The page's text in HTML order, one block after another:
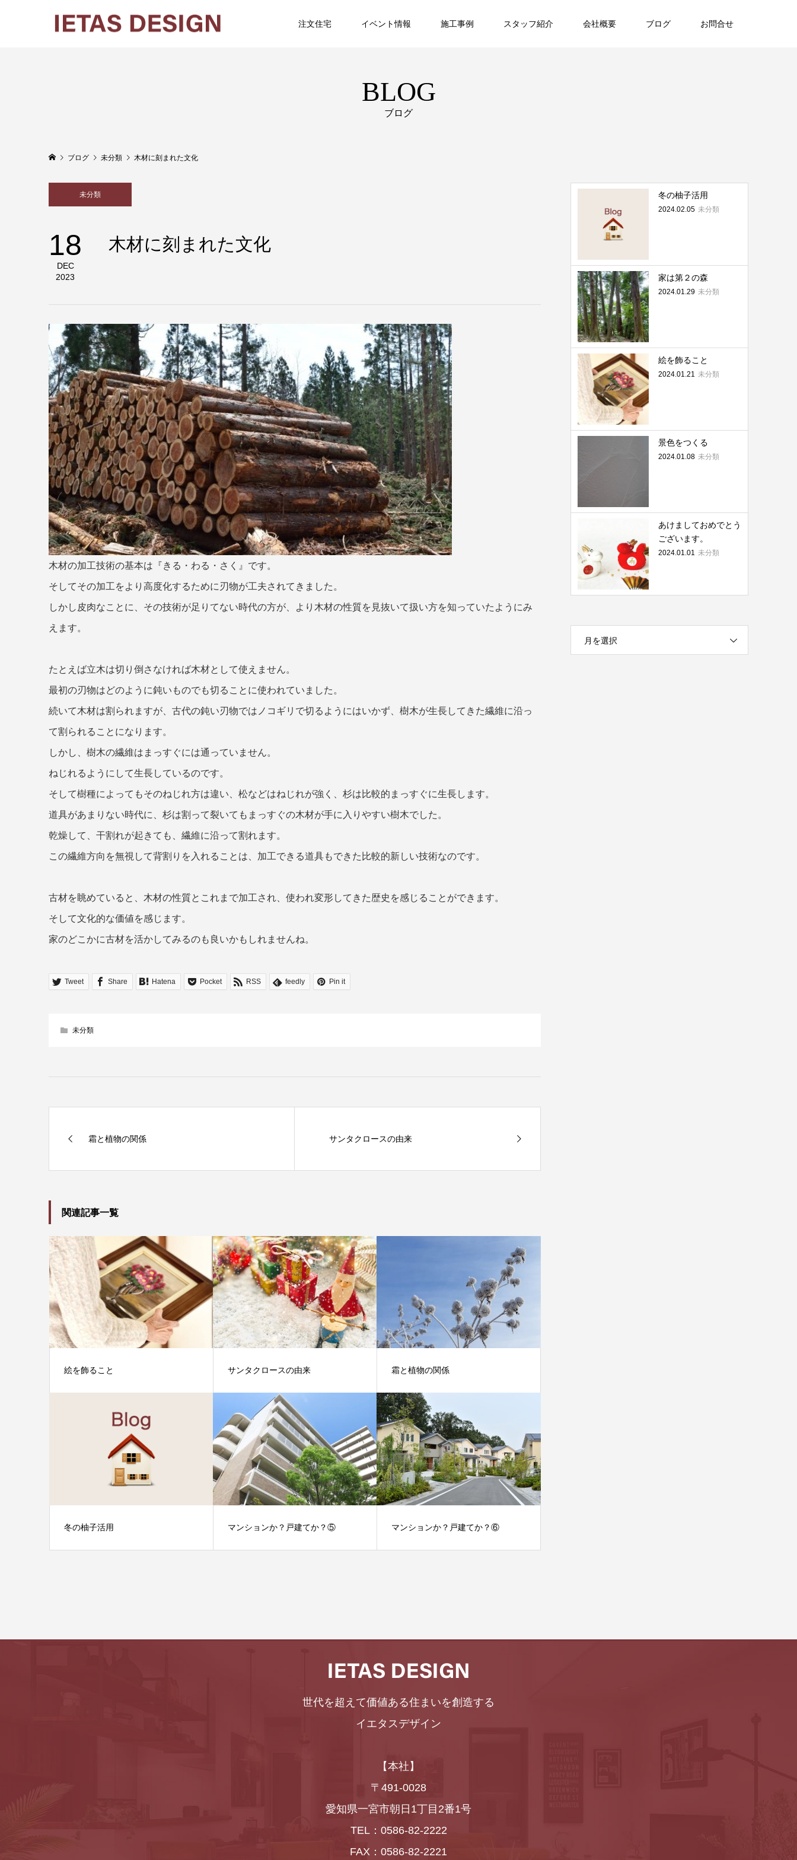
注文住宅 イベント情報 施工事例 スタッフ紹介 会社概要 ブログ お問合せ
BLOG
ブログ
ブログ 未分類 木材に刻まれた文化
未分類
18
DEC
2023
木材に刻まれた文化
木材の加工技術の基本は『きる・わる・さく』です。
そしてその加工をより高度化するために刃物が工夫されてきました。
しかし皮肉なことに、その技術が足りてない時代の方が、より木材の性質を見抜いて扱い方を知っていたようにみ
えます。
たとえば立木は切り倒さなければ木材として使えません。
最初の刃物はどのように鈍いものでも切ることに使われていました。
続いて木材は割られますが、古代の鈍い刃物ではノコギリで切るようにはいかず、樹木が生長してきた繊維に沿っ
て割られることになります。
しかし、樹木の繊維はまっすぐには通っていません。
ねじれるようにして生長しているのです。
そして樹種によってもそのねじれ方は違い、松などはねじれが強く、杉は比較的まっすぐに生長します。
道具があまりない時代に、杉は割って裂いてもまっすぐの木材が手に入りやすい樹木でした。
乾燥して、干割れが起きても、繊維に沿って割れます。
この繊維方向を無視して背割りを入れることは、加工できる道具もできた比較的新しい技術なのです。
古材を眺めていると、木材の性質とこれまで加工され、使われ変形してきた歴史を感じることができます。
そして文化的な価値を感じます。
家のどこかに古材を活かしてみるのも良いかもしれませんね。
Tweet Share Hatena Pocket RSS feedly Pin it
未分類
霜と植物の関係 サンタクロースの由来
関連記事一覧
絵を飾ること サンタクロースの由来 霜と植物の関係
冬の柚子活用 マンションか？戸建てか？⑤ マンションか？戸建てか？⑥
冬の柚子活用
2024.02.05 未分類
家は第２の森
2024.01.29 未分類
絵を飾ること
2024.01.21 未分類
景色をつくる
2024.01.08 未分類
あけましておめでとう
ございます。
2024.01.01 未分類
月を選択
世代を超えて価値ある住まいを創造する
イエタスデザイン
【本社】
〒491-0028
愛知県一宮市朝日1丁目2番1号
TEL：0586-82-2222
FAX：0586-82-2221